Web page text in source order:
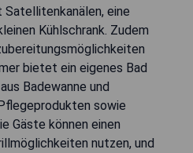
eine
Kühlschrank. Zudem
bietet ein eigenes Bad
Badewanne und
sowie
Gäste können einen
nutzen, und